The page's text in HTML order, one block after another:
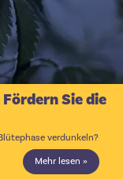
Sie die
verdunkeln?
Mehr lesen »